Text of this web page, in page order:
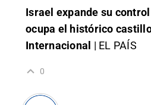
Israel expande su
ocupa el histórico
Internacional | EL PAÍS
0